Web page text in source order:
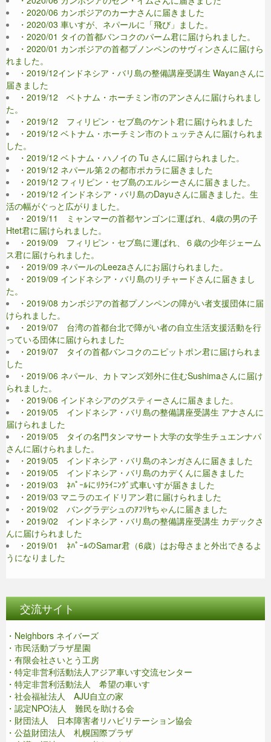
・2020/06 カンボジアのカーナさんに届きました
・2020/03 車いすが、ネパールに「飛び」ました。
・2020/01 タイの首都バンコクのパーム君に届けられました。
・2020/01 カンボジアの首都プノンペンのサヴィンさんに届けら
れました。
・2019/12インドネシア・バリ島の整備講座受講生 Wayanさんに
届きました
・2019/12 ベトナム・ホーチミン市のアンさんに届けられまし
た。
・2019/12 フィリピン・セブ島のケント君に届けられました
・2019/12 ベトナム・ホーチミン市のトュッテさんに届けられま
した。
・2019/12 ベトナム・ハノイの Tu さんに届けられました。
・2019/12 ネパール第２の都市ポカラに届きました
・2019/12 フィリピン・セブ島のエルシーさんに届きました。
・2019/12 インドネシア・バリ島のDayuさんに届きました。生
活の幅がぐっと広がりました。
・2019/11 ミャンマーの首都ヤンゴンに運ばれ、4歳の男の子
Htet君に届けられました。
・2019/09 フィリピン・セブ島に運ばれ、６歳の少年ジェーム
ス君に届けられました。
・2019/09 ネパールのLeezaさんにお届けられました。
・2019/09 インドネシア・バリ島のリチャードさんに届きまし
た。
・2019/08 カンボジアの首都プノンペンの障がい者支援団体に届
けられました。
・2019/07 台湾の首都台北で障がい者の自立生活支援活動を行
っている団体に届けられました
・2019/07 タイの首都バンコクのニピットポン君に届けられま
した
・2019/06 ネパール、カトマンズ郊外に住むSushimaさんに届け
られました。
・2019/06 インドネシアのグスティーさんに届きました。
・2019/05 インドネシア・バリ島の整備講座受講生 アナさんに
届けられました
・2019/05 タイの名門タンマサート大学の女学生チュエンナパ
さんに届けられました。
・2019/05 インドネシア・バリ島のネンガさんに届きました
・2019/05 インドネシア・バリ島のカデくんに届きました
・2019/03 ﾈﾊﾟｰﾙにﾘｸﾗｲﾆﾝｸﾞ式車いすが届きました
・2019/03 マニラのエイドリアン君に届けられました
・2019/02 バングラデシュのｱﾌﾘﾔちゃんに届きました
・2019/02 インドネシア・バリ島の整備講座受講生 カデックさ
んに届けられました
・2019/01 ﾈﾊﾟｰﾙのSamar君（6歳）はお母さまと外出できるよ
うになりました
交流サイト
・Neighbors ネイバーズ
・市民活動プラザ星園
・有限会社さいとう工房
・特定非営利活動法人アジア車いす交流センター
・特定非営利活動法人 希望の車いす
・社会福祉法人 AJU自立の家
・認定NPO法人 難民を助ける会
・財団法人 日本障害者リハビリテーション協会
・公益財団法人 札幌国際プラザ